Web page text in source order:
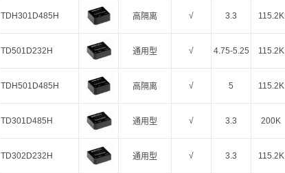
企业动态
企业简介
联系信息
加入我们
智能选型
TDH301D485H 高隔离 √ 3.3 115.2K
TD501D232H 通用型 √ 4.75-5.25 115.2K
TDH501D485H 高隔离 √ 5 115.2K
TD301D485H 通用型 √ 3.3 200K
TD302D232H 通用型 √ 3.3 115.2K